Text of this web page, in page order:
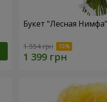
Букет "Лесная Нимфа"
1 554 грн